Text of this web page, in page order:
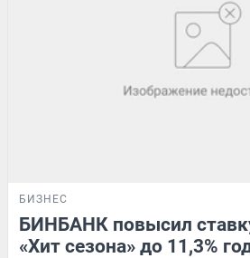
БИЗНЕС
БИНБАНК повысил
«Хит сезона» до 11,3%